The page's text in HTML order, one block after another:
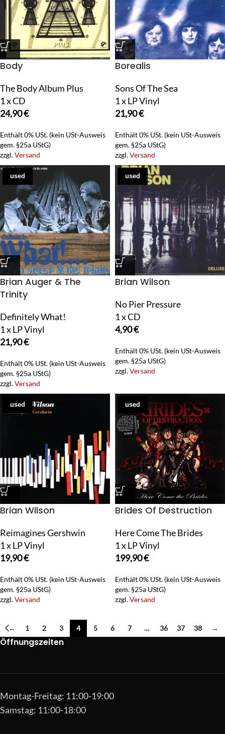
Body
The Body Album Plus
1 x CD
24,90€
Enthält 0% USt. (kein USt-Ausweis
gem. §25a UStG)
zzgl.Versand
Borealis
Sons Of The Sea
1 x LP Vinyl
21,90€
Enthält 0% USt. (kein USt-Ausweis
gem. §25a UStG)
zzgl.Versand
used
Brian Auger & The
Trinity
Definitely What!
1 x LP Vinyl
21,90€
Enthält 0% USt. (kein USt-Ausweis
gem. §25a UStG)
zzgl.Versand
used
Brian Wilson
No Pier Pressure
1 x CD
4,90€
Enthält 0% USt. (kein USt-Ausweis
gem. §25a UStG)
zzgl.Versand
used
Brian Wilson
Reimagines Gershwin
1 x LP Vinyl
19,90€
Enthält 0% USt. (kein USt-Ausweis
gem. §25a UStG)
zzgl.Versand
used
Brides Of Destruction
Here Come The Brides
1 x LP Vinyl
199,90€
Enthält 0% USt. (kein USt-Ausweis
gem. §25a UStG)
zzgl.Versand
← 1 2 3 4 5 6 7 … 36 37 38 →
Öffnungszeiten
Montag-Freitag: 11:00-19:00
Samstag: 11:00-18:00